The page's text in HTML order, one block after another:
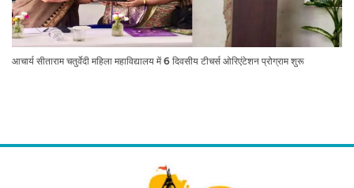
आचार्य सीताराम चतुर्वेदी महिला महाविद्यालय में 6 दिवसीय टीचर्स ओरिएंटेशन प्रोग्राम शुरू